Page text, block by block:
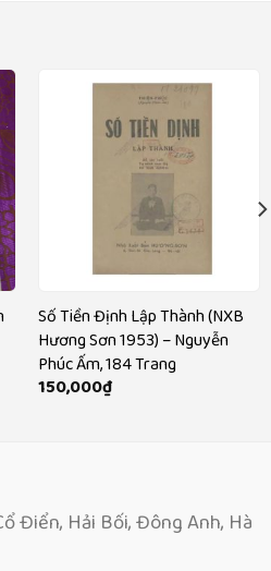
Số Tiền Định Lập Thành (NXB
Hương Sơn 1953) – Nguyễn
Phúc Ấm, 184 Trang
150,000₫
Điển, Hải Bối, Đông Anh, Hà